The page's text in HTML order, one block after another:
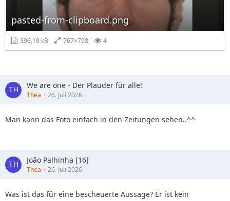
pasted-from-clipboard.png
396,19 kB 767×798 4
We are one - Der Plauder für alle!
Thea 26. Juli 2026
Man kann das Foto einfach in den Zeitungen sehen..^^
João Palhinha [16]
Thea 26. Juli 2026
Was ist das für eine bescheuerte Aussage? Er ist kein